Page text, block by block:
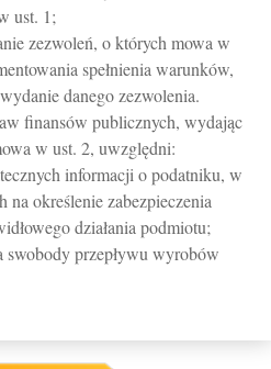
ust. 1;
zezwoleń, o których mowa w
spełnienia warunków,
danego zezwolenia.
finansów publicznych, wydając
w ust. 2, uwzględni:
informacji o podatniku, w
na określenie zabezpieczenia
działania podmiotu;
swobody przepływu wyrobów